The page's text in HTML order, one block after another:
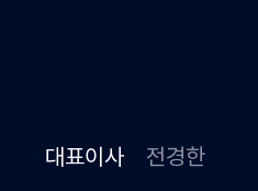
대표이사
전경한